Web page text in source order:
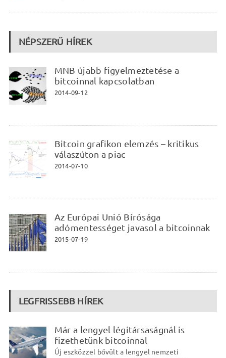
NÉPSZERŰ HÍREK
MNB újabb figyelmeztetése a
bitcoinnal kapcsolatban
2014-09-12
Bitcoin grafikon elemzés – kritikus
válaszúton a piac
2014-07-10
Az Európai Unió Bírósága
adómentességet javasol a bitcoinnak
2015-07-19
LEGFRISSEBB HÍREK
Már a lengyel légitársaságnál is
fizethetünk bitcoinnal
Új eszközzel bővült a lengyel nemzeti